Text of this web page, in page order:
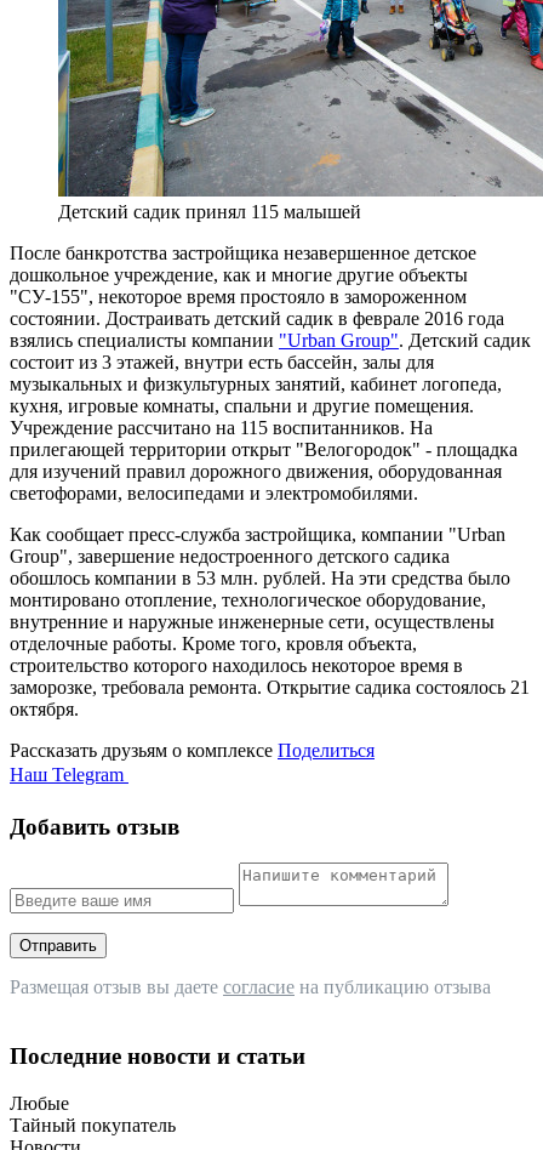
Детский садик принял 115 малышей
После банкротства застройщика незавершенное детское
дошкольное учреждение, как и многие другие объекты
"СУ-155", некоторое время простояло в замороженном
состоянии. Достраивать детский садик в феврале 2016 года
взялись специалисты компании "Urban Group". Детский садик
состоит из 3 этажей, внутри есть бассейн, залы для
музыкальных и физкультурных занятий, кабинет логопеда,
кухня, игровые комнаты, спальни и другие помещения.
Учреждение рассчитано на 115 воспитанников. На
прилегающей территории открыт "Велогородок" - площадка
для изучений правил дорожного движения, оборудованная
светофорами, велосипедами и электромобилями.
Как сообщает пресс-служба застройщика, компании "Urban
Group", завершение недостроенного детского садика
обошлось компании в 53 млн. рублей. На эти средства было
монтировано отопление, технологическое оборудование,
внутренние и наружные инженерные сети, осуществлены
отделочные работы. Кроме того, кровля объекта,
строительство которого находилось некоторое время в
заморозке, требовала ремонта. Открытие садика состоялось 21
октября.
Рассказать друзьям о комплексе Поделиться
Наш Telegram
Добавить отзыв
Отправить
Размещая отзыв вы даете согласие на публикацию отзыва
Последние новости и статьи
Любые
Тайный покупатель